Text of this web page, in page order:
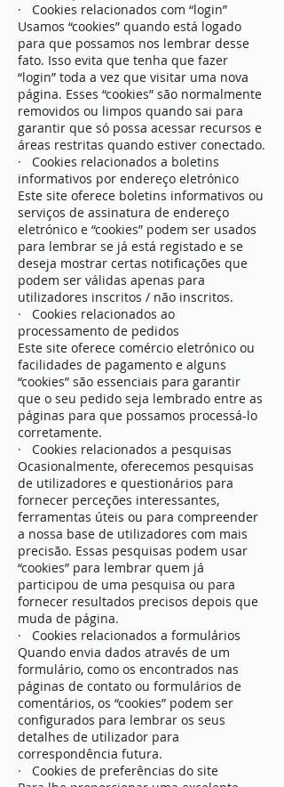
· Cookies relacionados com “login”
Usamos “cookies” quando está logado
para que possamos nos lembrar desse
fato. Isso evita que tenha que fazer
“login” toda a vez que visitar uma nova
página. Esses “cookies” são normalmente
removidos ou limpos quando sai para
garantir que só possa acessar recursos e
áreas restritas quando estiver conectado.
· Cookies relacionados a boletins
informativos por endereço eletrónico
Este site oferece boletins informativos ou
serviços de assinatura de endereço
eletrónico e “cookies” podem ser usados ​​
para lembrar se já está registado e se
deseja mostrar certas notificações que
podem ser válidas apenas para
utilizadores inscritos / não inscritos.
· Cookies relacionados ao
processamento de pedidos
Este site oferece comércio eletrónico ou
facilidades de pagamento e alguns
“cookies” são essenciais para garantir
que o seu pedido seja lembrado entre as
páginas para que possamos processá-lo
corretamente.
· Cookies relacionados a pesquisas
Ocasionalmente, oferecemos pesquisas
de utilizadores e questionários para
fornecer perceções interessantes,
ferramentas úteis ou para compreender
a nossa base de utilizadores com mais
precisão. Essas pesquisas podem usar
“cookies” para lembrar quem já
participou de uma pesquisa ou para
fornecer resultados precisos depois que
muda de página.
· Cookies relacionados a formulários
Quando envia dados através de um
formulário, como os encontrados nas
páginas de contato ou formulários de
comentários, os “cookies” podem ser
configurados para lembrar os seus
detalhes de utilizador para
correspondência futura.
· Cookies de preferências do site